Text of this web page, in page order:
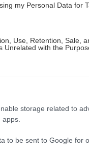
my Personal Data for
Use, Retention, Sale,
Unrelated with the
storage related to
to be sent to Google for
Τεχνητή
και
πρόσφατη